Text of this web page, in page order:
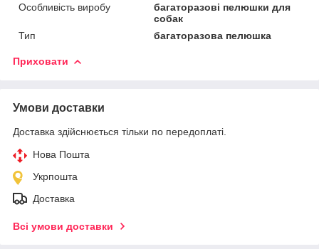
Особливість виробу
багаторазові пелюшки для
собак
Тип
багаторазова пелюшка
Приховати
Умови доставки
Доставка здійснюється тільки по передоплаті.
Нова Пошта
Укрпошта
Доставка
Всі умови доставки